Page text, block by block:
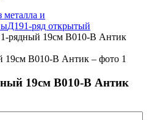
металла и
Д191-ряд открытый
рядный 19см В010-В Антик
19см В010-В Антик